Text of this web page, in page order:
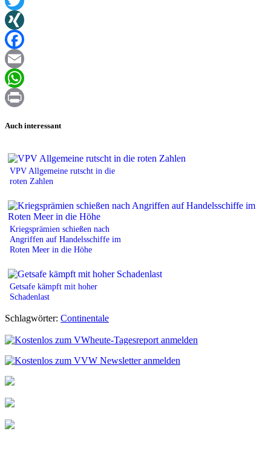
Twitter
XING
Facebook
Email
WhatsApp
Auch interessant
VPV Allgemeine rutscht in die
roten Zahlen
Kriegsprämien schießen nach
Angriffen auf Handelsschiffe im
Roten Meer in die Höhe
Getsafe kämpft mit hoher
Schadenlast
Schlagwörter: Continentale